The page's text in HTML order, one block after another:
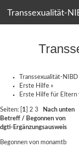
Transsexualität-
Transsexualität-NIBD
Erste Hilfe »
Erste Hilfe für Eltern
Seiten: [ 1 2 3
Nach unten
Betreff / Begonnen von
dgti-Ergänzungsausweis
Begonnen von monamtb